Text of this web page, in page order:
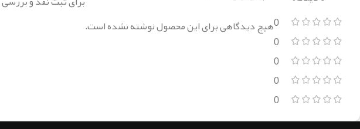
0
0
0
0
0
هیچ دیدگاهی برای این محصول نوشته نشده است.